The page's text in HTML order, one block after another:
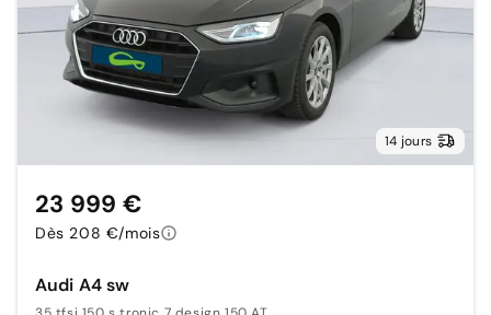
14 jours
Audi A4 sw
23 999 €
Dès 208 €/mois